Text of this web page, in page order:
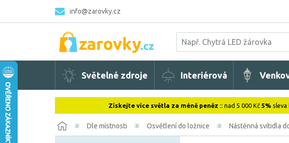
info@zarovky.cz
Světelné zdroje Interiérová
Získejte více světla za méně peněz :: nad 5 000 Kč 5% sleva
Dle místnosti Osvětlení do ložnice Nástěnná svítidla